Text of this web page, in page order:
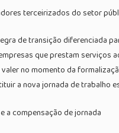
terceirizados do setor
de transição diferenciada
que prestam serviços
no momento da
a nova jornada de trabalho
a compensação de jornada